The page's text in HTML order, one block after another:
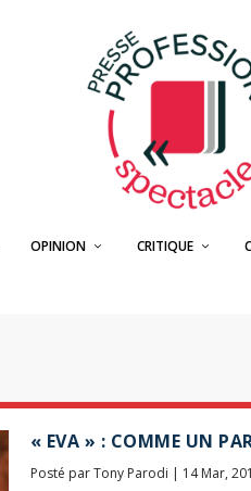
OPINION CRITIQUE
« EVA » : COMME UN
Posté parTony Parodi | 14 Mar,